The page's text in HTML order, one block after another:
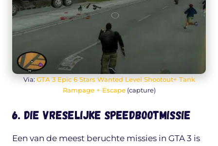
Via: GTA 3 Epic 6 Stars Wanted Level Shootout+ Tank
Rampage + Escape(capture)
6. Die vreselijke speedbootmissie
Een van de meest beruchte missies in GTA 3 is